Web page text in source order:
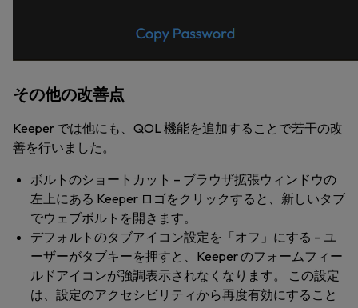
その他の改善点
Keeper では他にも、QOL 機能を追加することで若干の改
善を行いました。
ボルトのショートカット – ブラウザ拡張ウィンドウの
左上にある Keeper ロゴをクリックすると、新しいタブ
でウェブボルトを開きます。
デフォルトのタブアイコン設定を「オフ」にする – ユ
ーザーがタブキーを押すと、Keeper のフォームフィー
ルドアイコンが強調表示されなくなります。 この設定
は、設定のアクセシビリティ から再度有効にすること